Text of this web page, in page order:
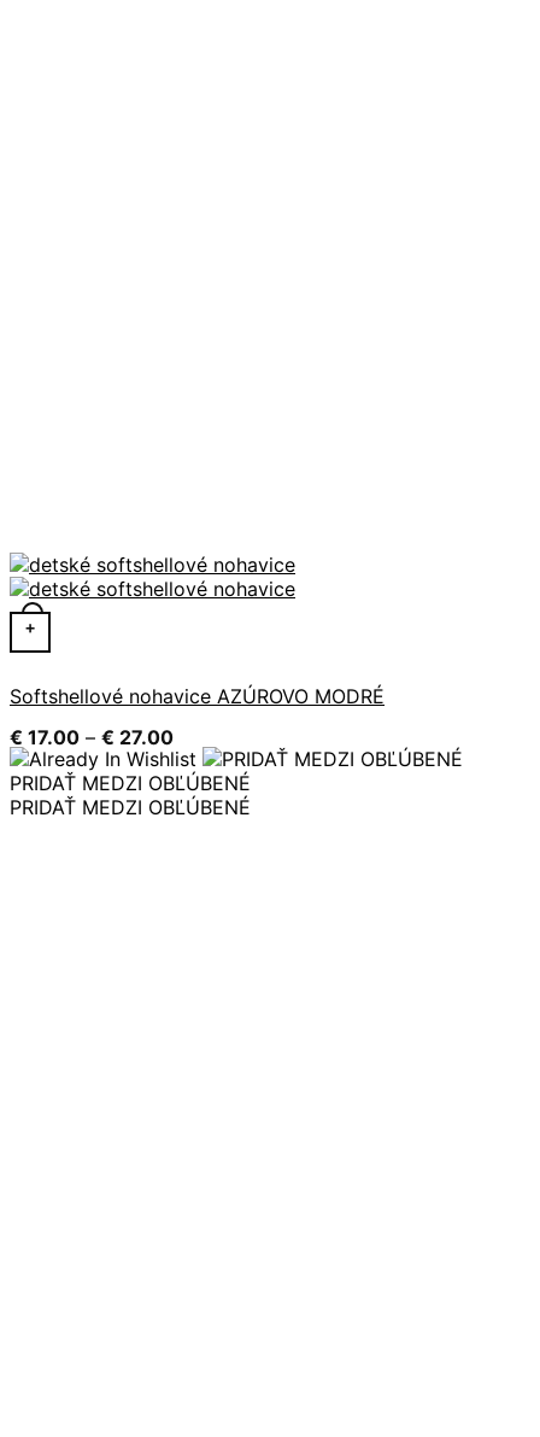
+
Tento produkt má viacero variantov. Možnosti si môžete
Softshellové nohavice AZÚROVO MODRÉ
€ 17.00 – € 27.00Price
range:
€ 17.00
through
€ 27.00
PRIDAŤ MEDZI OBĽÚBENÉ
PRIDAŤ MEDZI OBĽÚBENÉ